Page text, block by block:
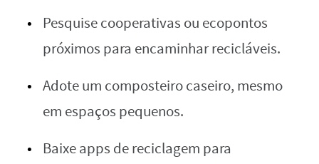
Pesquise cooperativas ou ecopontos
próximos para encaminhar recicláveis.
Adote um composteiro caseiro, mesmo
em espaços pequenos.
Baixe apps de reciclagem para